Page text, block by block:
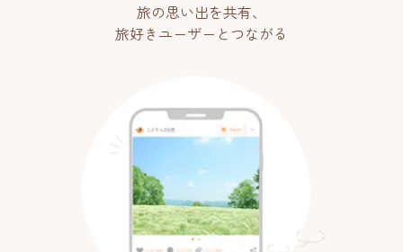
旅の思い出を共有、
旅好きユーザーとつながる